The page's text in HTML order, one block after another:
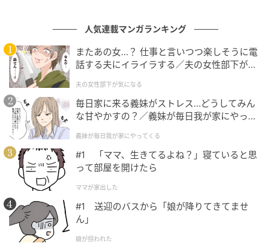
個人経営の美味しいお店を紹介するためにこのアカウ
ントを開設したそう。
「動植物園の帰りに、市川の飲食店に寄っても
らえたら」
そしてそこには、安永課長の市川市という街に対する
深い愛情が隠されています。
以前、ラジオ番組に出演した際、安永課長はこんな思
いを語っていました。「市川市動植物園の帰りに、市
川市内の飲食店に寄ってもらえたら、そんな嬉しいこ
とはないです」
人気連載マンガランキング
またあの女…？ 仕事と言いつつ楽しそうに電
話する夫にイライラする／夫の女性部下が気
夫の女性部下が気になる
毎日家に来る義妹がストレス…どうしてみん
な甘やかすの？／義妹が毎日我が家にやって
が】
義妹が毎日我が家にやってくる
#1 「ママ、生きてるよね？」寝ていると思
って部屋を開けたら
ママが家出した
#1 送迎のバスから「娘が降りてきてませ
ん」
娘が拐われた